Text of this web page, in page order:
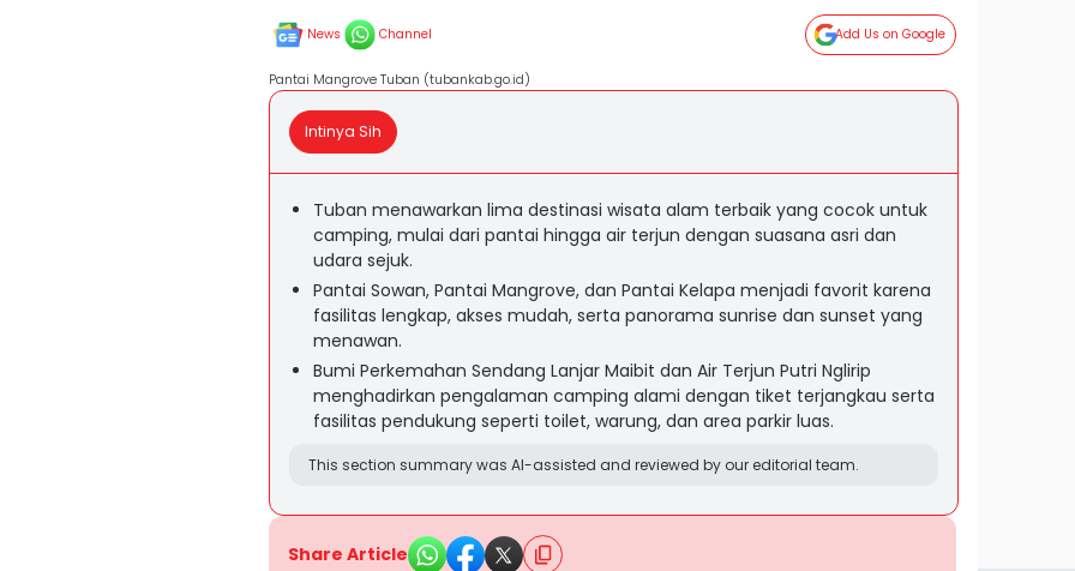
News Channel Add Us on Google
Pantai Mangrove Tuban (tubankab.go.id)
Intinya Sih
Tuban menawarkan lima destinasi wisata alam terbaik yang cocok untuk
camping, mulai dari pantai hingga air terjun dengan suasana asri dan
udara sejuk.
Pantai Sowan, Pantai Mangrove, dan Pantai Kelapa menjadi favorit karena
fasilitas lengkap, akses mudah, serta panorama sunrise dan sunset yang
menawan.
Bumi Perkemahan Sendang Lanjar Maibit dan Air Terjun Putri Nglirip
menghadirkan pengalaman camping alami dengan tiket terjangkau serta
fasilitas pendukung seperti toilet, warung, dan area parkir luas.
This section summary was AI-assisted and reviewed by our editorial team.
Share Article